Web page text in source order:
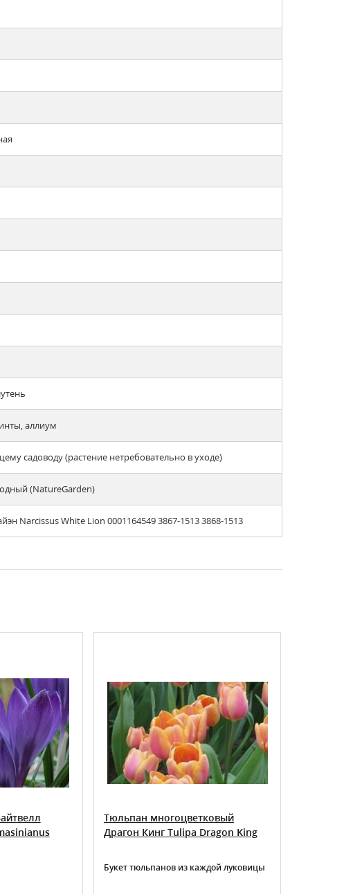
аллиум
садоводу (растение нетребовательно в уходе)
(NatureGarden)
Narcissus White Lion 0001164549 3867-1513 3868-1513
Тюльпан многоцветковый
Драгон Кинг Tulipa Dragon King
Букет тюльпанов из каждой луковицы